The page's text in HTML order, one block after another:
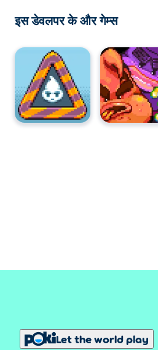
इस डेवलपर के और गेम्स
Let the world play